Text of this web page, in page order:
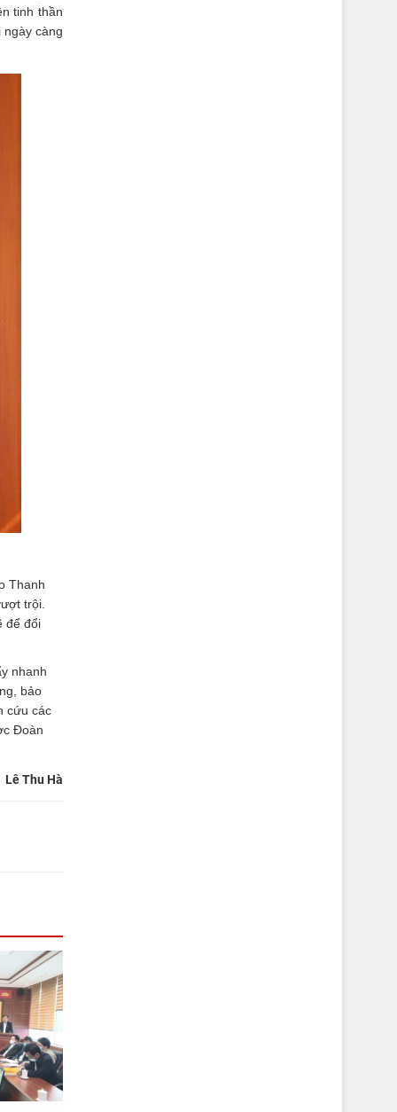
tinh thần
càng
Thanh
trội.
để đổi
nhanh
bảo
cứu các
Đoàn
Lê Thu Hà